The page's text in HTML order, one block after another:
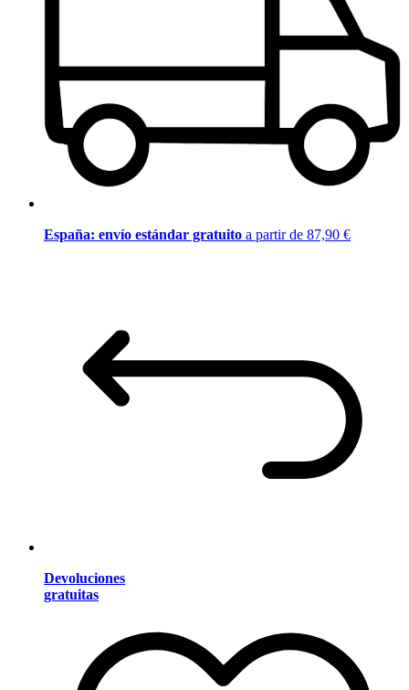
España: envío estándar gratuito a partir de 87,90 €
Devoluciones
gratuitas